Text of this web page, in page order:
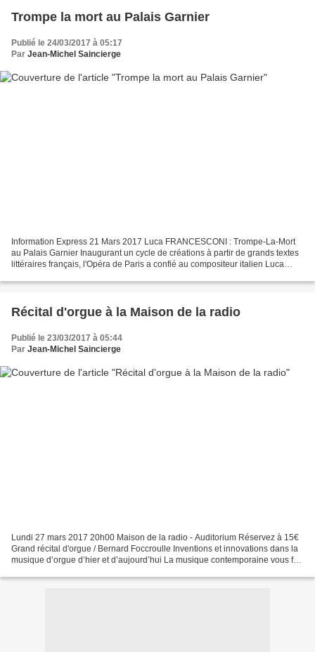
Trompe la mort au Palais Garnier
Publié le 24/03/2017 à 05:17
Par Jean-Michel Saincierge
Information Express 21 Mars 2017 Luca FRANCESCONI : Trompe-La-Mort
au Palais Garnier Inaugurant un cycle de créations à partir de grands textes
littéraires français, l'Opéra de Paris a confié au compositeur italien Luca
Récital d'orgue à la Maison de la radio
Publié le 23/03/2017 à 05:44
Par Jean-Michel Saincierge
Lundi 27 mars 2017 20h00 Maison de la radio - Auditorium Réservez à 15€
Grand récital d'orgue / Bernard Foccroulle Inventions et innovations dans la
musique d’orgue d’hier et d’aujourd’hui La musique contemporaine vous fait